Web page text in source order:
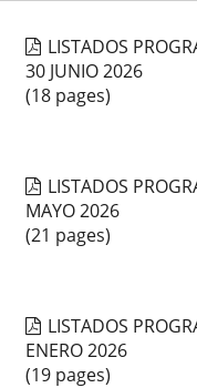
LISTADOS
30 JUNIO 2026
(18 pages)
LISTADOS
MAYO 2026
(21 pages)
LISTADOS
ENERO 2026
(19 pages)